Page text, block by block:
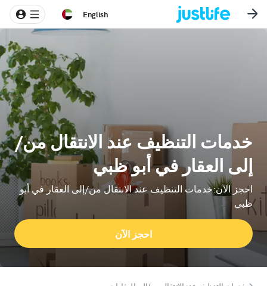
English
خدمات التنظيف عند الانتقال من/
إلى العقار في أبو ظبي
احجز الآن:خدمات التنظيف عند الانتقال من/إلى العقار في أبو
ظبي
احجز الآن